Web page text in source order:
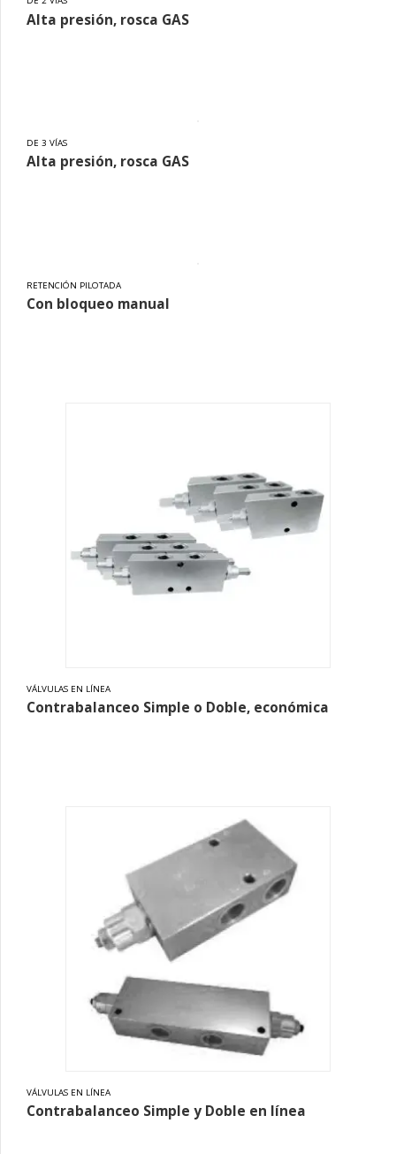
Alta presión, rosca GAS
DE 3 VÍAS
Alta presión, rosca GAS
RETENCIÓN PILOTADA
Con bloqueo manual
VÁLVULAS EN LÍNEA
Contrabalanceo Simple o Doble, económica
VÁLVULAS EN LÍNEA
Contrabalanceo Simple y Doble en línea